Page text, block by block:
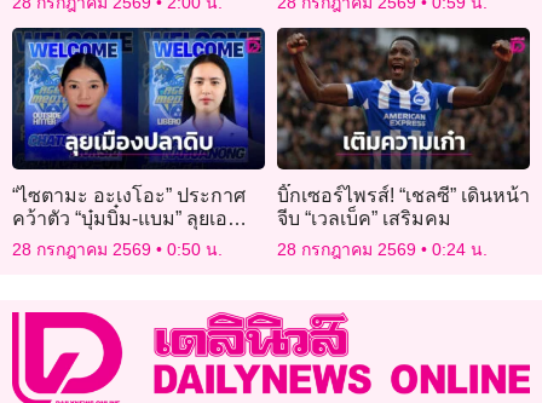
“ไซตามะ อะเงโอะ” ประกาศ
คว้าตัว “บุ๋มบิ๋ม-แบม” ลุยเอ
สวี.ลีก
28 กรกฎาคม 2569 0:50 น.
บิ๊กเซอร์ไพรส์! “เชลซี” เดินหน้า
จีบ “เวลเบ็ค” เสริมคม
28 กรกฎาคม 2569 0:24 น.